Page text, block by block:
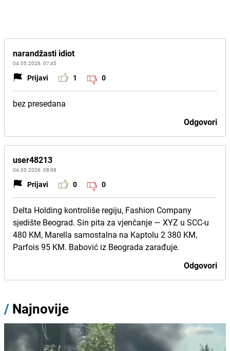
narandžasti idiot
04.05.2026. 07:45
Prijavi 1 0
bez presedana
Odgovori
user48213
04.05.2026. 08:08
Prijavi 0 0
Delta Holding kontroliše regiju, Fashion Company
sjedište Beograd. Sin pita za vjenčanje — XYZ u SCC-u
480 KM, Marella samostalna na Kaptolu 2 380 KM,
Parfois 95 KM. Babović iz Beograda zarađuje.
Odgovori
/ Najnovije